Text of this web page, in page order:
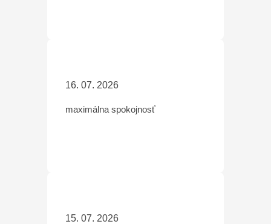
16. 07. 2026
maximálna spokojnosť
15. 07. 2026